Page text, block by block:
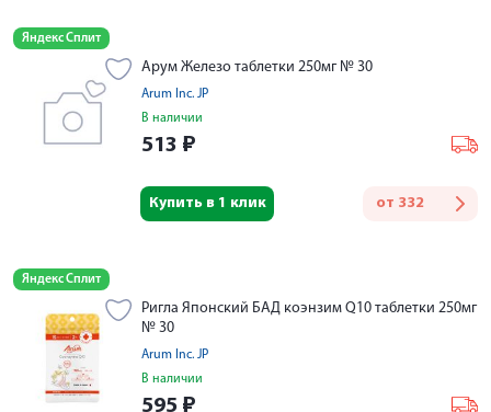
Яндекс Сплит
Арум Железо таблетки 250мг № 30
Arum Inc. JP
В наличии
513 ₽
от 332
Купить в 1 клик
Яндекс Сплит
Ригла Японский БАД коэнзим Q10 таблетки 250мг
№ 30
Arum Inc. JP
В наличии
595 ₽